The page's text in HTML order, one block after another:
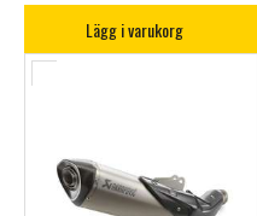
Lägg i varukorg